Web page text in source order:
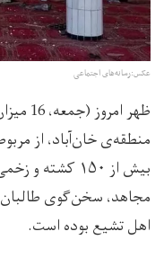
عکس:‌رسانه‌های اجتماعی
ظهر
منطقه‌ی خان‌آباد، از
بیش از ۱۵۰
مجاهد، سخن‌گوی
اهل تشیع بوده است.